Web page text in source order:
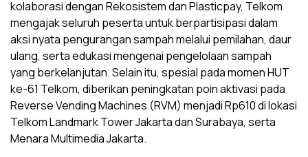
kolaborasi dengan Rekosistem dan Plasticpay, Telkom
mengajak seluruh peserta untuk berpartisipasi dalam
aksi nyata pengurangan sampah melalui pemilahan, daur
ulang, serta edukasi mengenai pengelolaan sampah
yang berkelanjutan. Selain itu, spesial pada momen HUT
ke-61 Telkom, diberikan peningkatan poin aktivasi pada
Reverse Vending Machines (RVM) menjadi Rp610 di lokasi
Telkom Landmark Tower Jakarta dan Surabaya, serta
Menara Multimedia Jakarta.